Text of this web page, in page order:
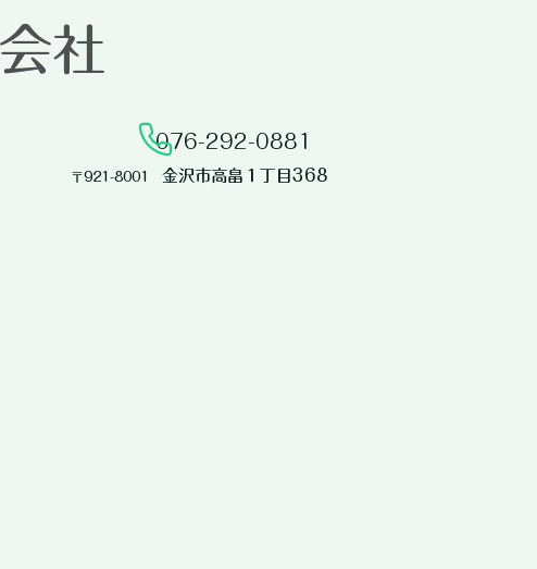
社
076-292-0881​
​〒921-8001 金沢市高畠１丁目368